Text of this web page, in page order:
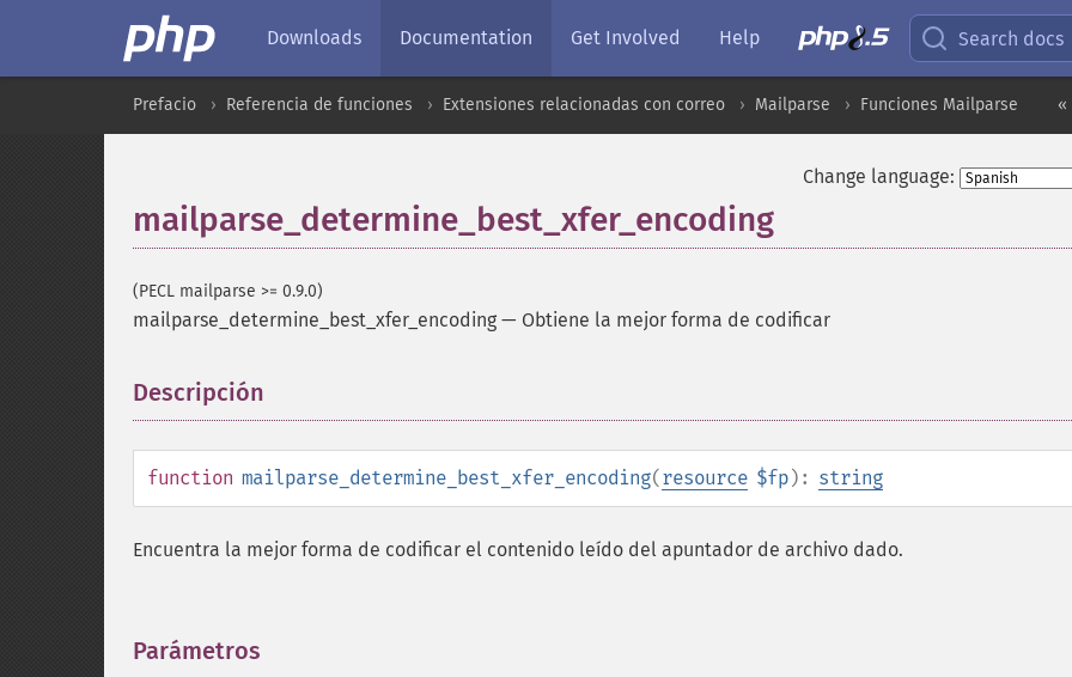
Downloads Documentation Get Involved Help Search docs
«
Prefacio Referencia de funciones Extensiones relacionadas con correo Mailparse Funciones Mailparse
Change language:
mailparse_determine_best_xfer_encoding
(PECL mailparse >= 0.9.0)
mailparse_determine_best_xfer_encoding — Obtiene la mejor forma de codificar
Descripción
function mailparse_determine_best_xfer_encoding(resource $fp): string
Encuentra la mejor forma de codificar el contenido leído del apuntador de archivo dado.
Parámetros